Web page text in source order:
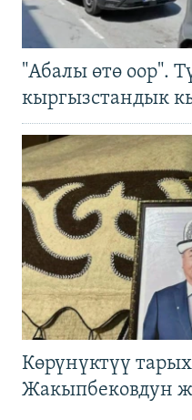
"Абалы өтө оор".
кыргызстандык
Көрүнүктүү
Жакыпбековдун